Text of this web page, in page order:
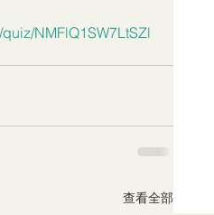
NMFlQ1SW7LtSZl
查看全部